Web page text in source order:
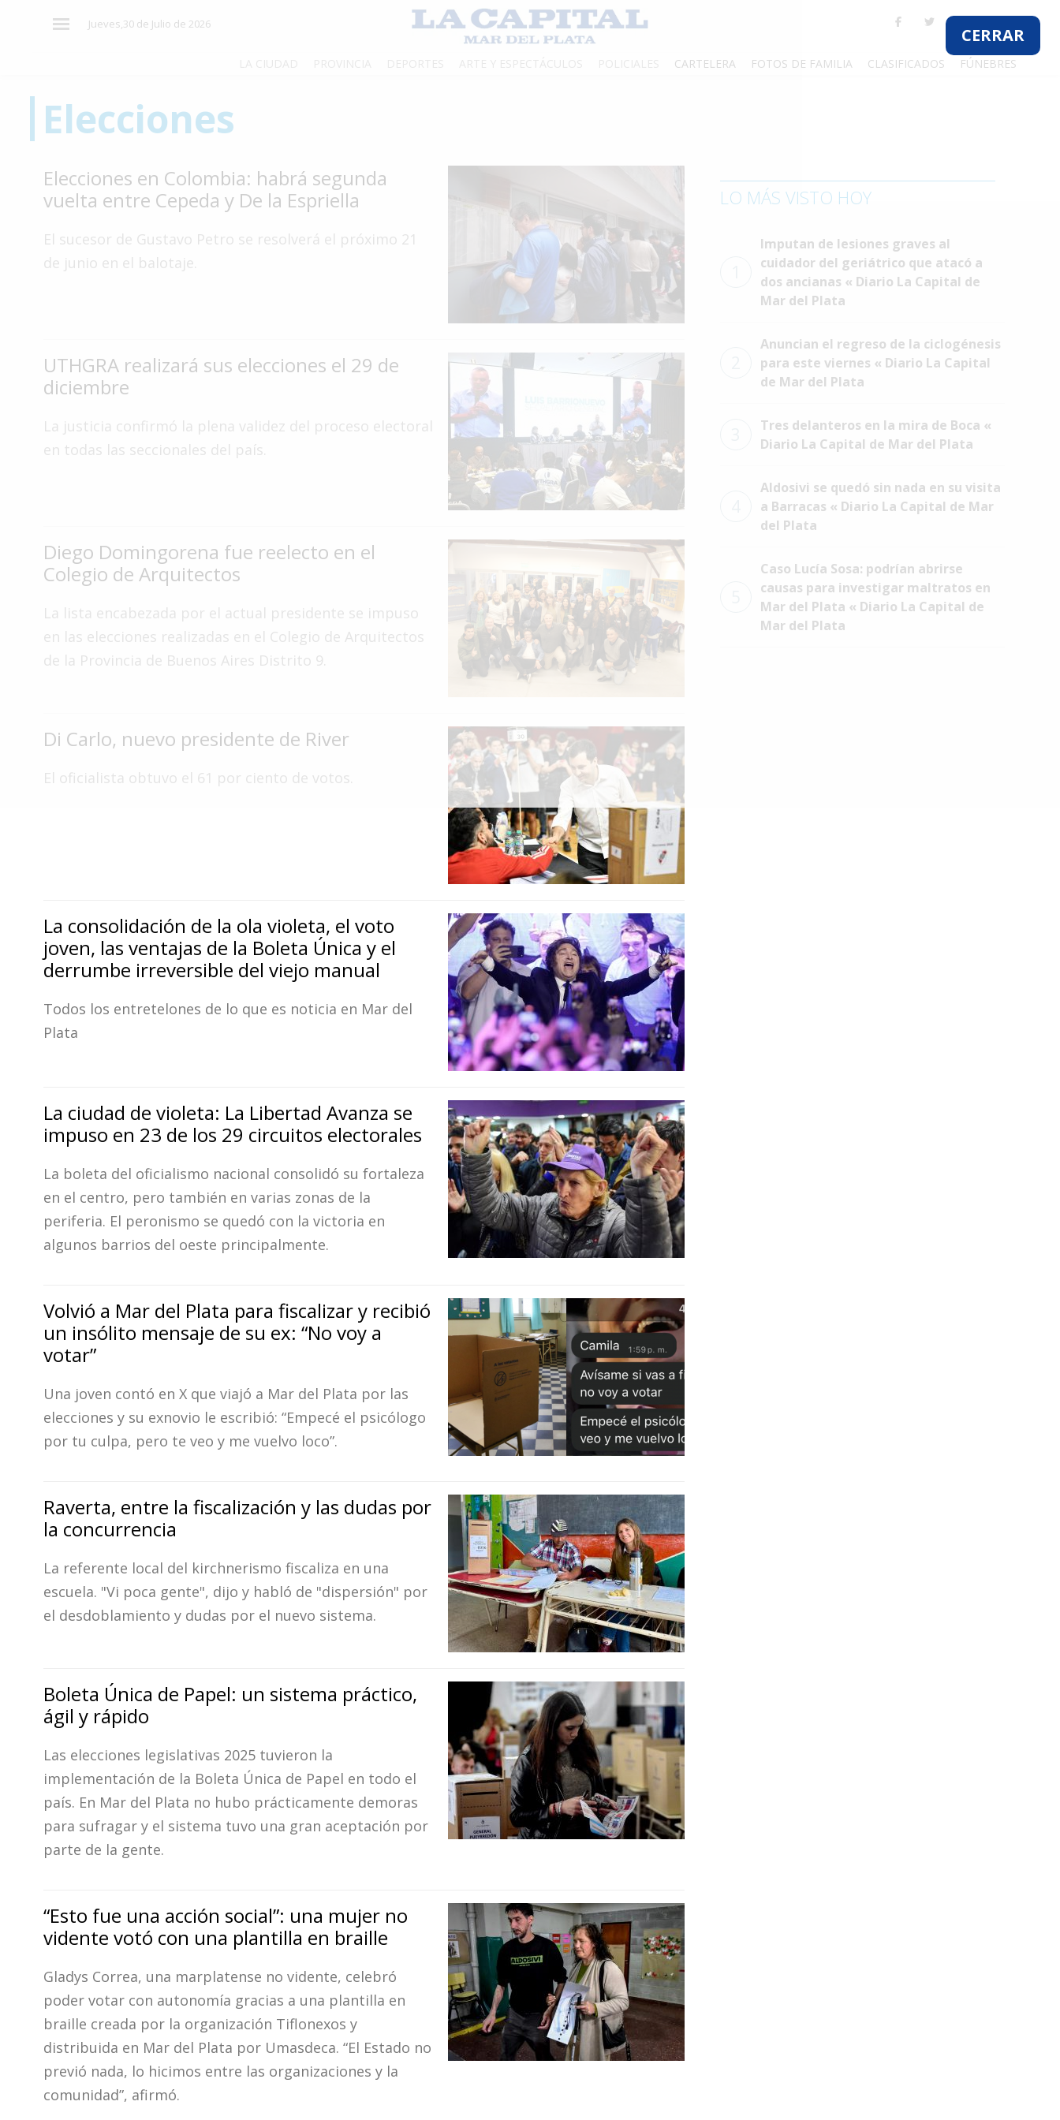
CERRAR
Jueves,30 de Julio de 2026
CARTELERA FOTOS DE FAMILIA CLASIFICADOS FÚNEBRES
País
Mundo
Cultura
Interés
General
Policiales
Fotos
Familia
Elecciones
Elecciones en Colombia: habrá segunda
vuelta entre Cepeda y De la Espriella
El sucesor de Gustavo Petro se resolverá el próximo 21
de junio en el balotaje.
UTHGRA realizará sus elecciones el 29 de
diciembre
La justicia confirmó la plena validez del proceso electoral
en todas las seccionales del país.
Diego Domingorena fue reelecto en el
Colegio de Arquitectos
La lista encabezada por el actual presidente se impuso
en las elecciones realizadas en el Colegio de Arquitectos
de la Provincia de Buenos Aires Distrito 9.
Di Carlo, nuevo presidente de River
El oficialista obtuvo el 61 por ciento de votos.
La consolidación de la ola violeta, el voto
joven, las ventajas de la Boleta Única y el
derrumbe irreversible del viejo manual
Todos los entretelones de lo que es noticia en Mar del
Plata
La ciudad de violeta: La Libertad Avanza se
impuso en 23 de los 29 circuitos electorales
La boleta del oficialismo nacional consolidó su fortaleza
en el centro, pero también en varias zonas de la
periferia. El peronismo se quedó con la victoria en
algunos barrios del oeste principalmente.
Volvió a Mar del Plata para fiscalizar y recibió
un insólito mensaje de su ex: “No voy a
votar”
Una joven contó en X que viajó a Mar del Plata por las
elecciones y su exnovio le escribió: “Empecé el psicólogo
por tu culpa, pero te veo y me vuelvo loco”.
Raverta, entre la fiscalización y las dudas por
la concurrencia
La referente local del kirchnerismo fiscaliza en una
escuela. "Vi poca gente", dijo y habló de "dispersión" por
el desdoblamiento y dudas por el nuevo sistema.
Boleta Única de Papel: un sistema práctico,
ágil y rápido
Las elecciones legislativas 2025 tuvieron la
implementación de la Boleta Única de Papel en todo el
país. En Mar del Plata no hubo prácticamente demoras
para sufragar y el sistema tuvo una gran aceptación por
parte de la gente.
“Esto fue una acción social”: una mujer no
vidente votó con una plantilla en braille
Gladys Correa, una marplatense no vidente, celebró
poder votar con autonomía gracias a una plantilla en
braille creada por la organización Tiflonexos y
distribuida en Mar del Plata por Umasdeca. “El Estado no
previó nada, lo hicimos entre las organizaciones y la
comunidad”, afirmó.
LO MÁS VISTO HOY
Imputan de lesiones graves al
cuidador del geriátrico que atacó a
dos ancianas « Diario La Capital de
Mar del Plata
Anuncian el regreso de la ciclogénesis
para este viernes « Diario La Capital
de Mar del Plata
Tres delanteros en la mira de Boca «
Diario La Capital de Mar del Plata
Aldosivi se quedó sin nada en su visita
a Barracas « Diario La Capital de Mar
del Plata
Caso Lucía Sosa: podrían abrirse
causas para investigar maltratos en
Mar del Plata « Diario La Capital de
Mar del Plata